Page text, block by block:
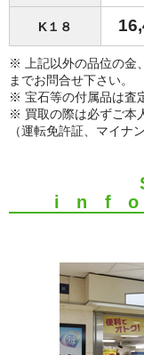
【販売】JR・名鉄・
【販売】切手・レタ
【販売】図書カード
【販売】商品券・食
【販売】JAL・ANA
K１８
※ 上記以外の品位の金
までお問合せ下さい。
※ 宝石等の付属品は査
※ 買取の際は必ずご本
（運転免許証、マイナ